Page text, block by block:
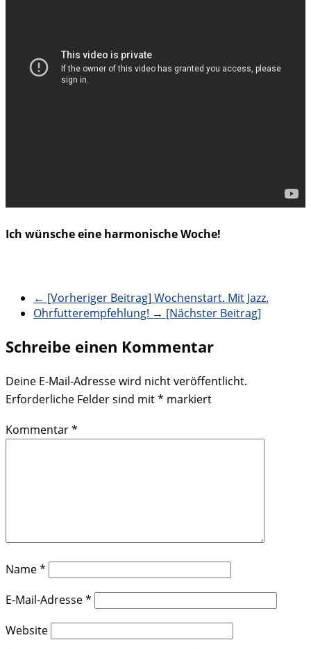
Ich wünsche eine harmonische Woche!
← [Vorheriger Beitrag] Wochenstart. Mit Jazz.
Ohrfutterempfehlung! → [Nächster Beitrag]
Schreibe einen Kommentar
Deine E-Mail-Adresse wird nicht veröffentlicht.
Erforderliche Felder sind mit* markiert
Kommentar*
Name*
E-Mail-Adresse*
Website